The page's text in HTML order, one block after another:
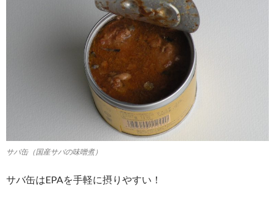
サバ缶（国産サバの味噌煮）
サバ缶はEPAを手軽に摂りやすい！